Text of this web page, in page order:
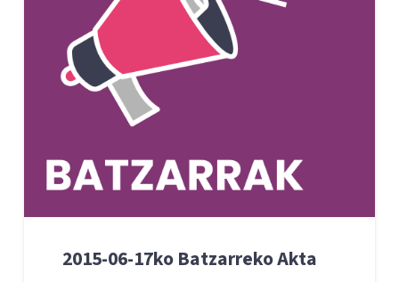
2015-06-17ko Batzarreko Akta